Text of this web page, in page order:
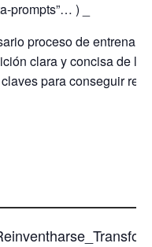
prompts”… ) _
proceso de
clara y concisa de
para conseguir